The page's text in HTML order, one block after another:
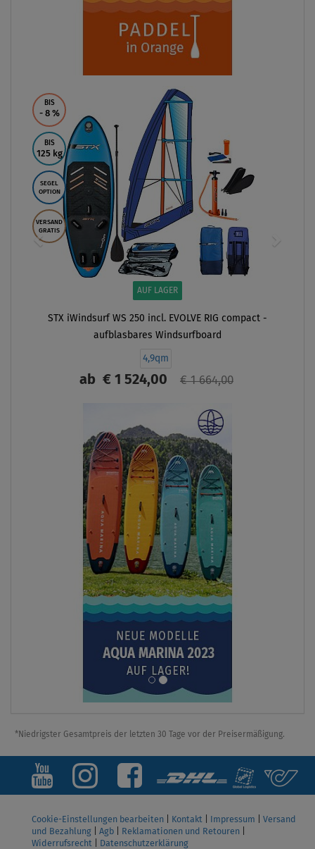
BIS
- 8 %
BIS
125 kg
SEGEL
OPTION
VERSAND
GRATIS
AUF LAGER
STX iWindsurf WS 250 incl. EVOLVE RIG compact -
aufblasbares Windsurfboard
4,9qm
ab € 1 524,00 € 1 664,00
*Niedrigster Gesamtpreis der letzten 30 Tage vor der Preisermäßigung.
Cookie-Einstellungen bearbeiten Kontakt Impressum
Versand
und Bezahlung
Agb Reklamationen und Retouren
Widerrufsrecht
Datenschutzerklärung